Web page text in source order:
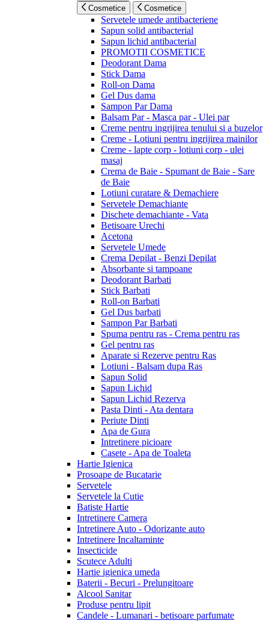
Cosmetice Cosmetice
Servetele umede antibacteriene
Sapun solid antibacterial
Sapun lichid antibacterial
PROMOTII COSMETICE
Deodorant Dama
Stick Dama
Roll-on Dama
Gel Dus dama
Sampon Par Dama
Balsam Par - Masca par - Ulei par
Creme pentru ingrijirea tenului si a buzelor
Creme - Lotiuni pentru ingrijirea mainilor
Creme - lapte corp - lotiuni corp - ulei
masaj
Crema de Baie - Spumant de Baie - Sare
de Baie
Lotiuni curatare & Demachiere
Servetele Demachiante
Dischete demachiante - Vata
Betisoare Urechi
Acetona
Servetele Umede
Crema Depilat - Benzi Depilat
Absorbante si tampoane
Deodorant Barbati
Stick Barbati
Roll-on Barbati
Gel Dus barbati
Sampon Par Barbati
Spuma pentru ras - Crema pentru ras
Gel pentru ras
Aparate si Rezerve pentru Ras
Lotiuni - Balsam dupa Ras
Sapun Solid
Sapun Lichid
Sapun Lichid Rezerva
Pasta Dinti - Ata dentara
Periute Dinti
Apa de Gura
Intretinere picioare
Casete - Apa de Toaleta
Hartie Igienica
Prosoape de Bucatarie
Servetele
Servetele la Cutie
Batiste Hartie
Intretinere Camera
Intretinere Auto - Odorizante auto
Intretinere Incaltaminte
Insecticide
Scutece Adulti
Hartie igienica umeda
Baterii - Becuri - Prelungitoare
Alcool Sanitar
Produse pentru lipit
Candele - Lumanari - betisoare parfumate